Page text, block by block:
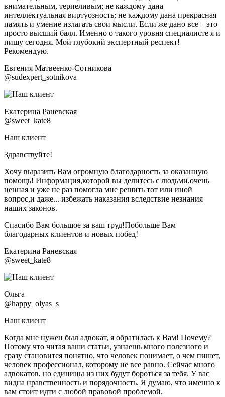
внимательным, терпеливым; не каждому дана
интеллектуальная виртуозность; не каждому дана прекрасная
память и умение излагать свои мысли. Если же дано все – это
просто высший балл. Именно о такого уровня специалисте я и
пишу сегодня. Мой глубокий экспертный респект!
Рекомендую.
Евгения Матвеенко-Сотникова
@sudexpert_sotnikova
Екатерина Раневская
@sweet_kate8
Наш клиент
Здравствуйте!
Хочу выразить Вам огромную благодарность за оказанную
помощь! Информация,которой вы делитесь с людьми,очень
ценная и уже не раз помогла мне решить тот или иной
вопрос,и даже... избежать наказания вследствие незнания
наших законов.
Спасибо Вам большое за ваш труд!Побольше Вам
благодарных клиентов и новых побед!
Екатерина Раневская
@sweet_kate8
Ольга
@happy_olyas_s
Наш клиент
Когда мне нужен был адвокат, я обратилась к Вам! Почему?
Потому что читая ваши статьи, узнаешь много полезного и
сразу становится понятно, что человек понимает, о чем пишет,
человек профессионал, которому не все равно. Сейчас много
адвокатов, но единицы из них будут бороться за тебя. У вас
видна нравственность и порядочность. Я думаю, что именно к
вам стоит идти с любой правовой проблемой.